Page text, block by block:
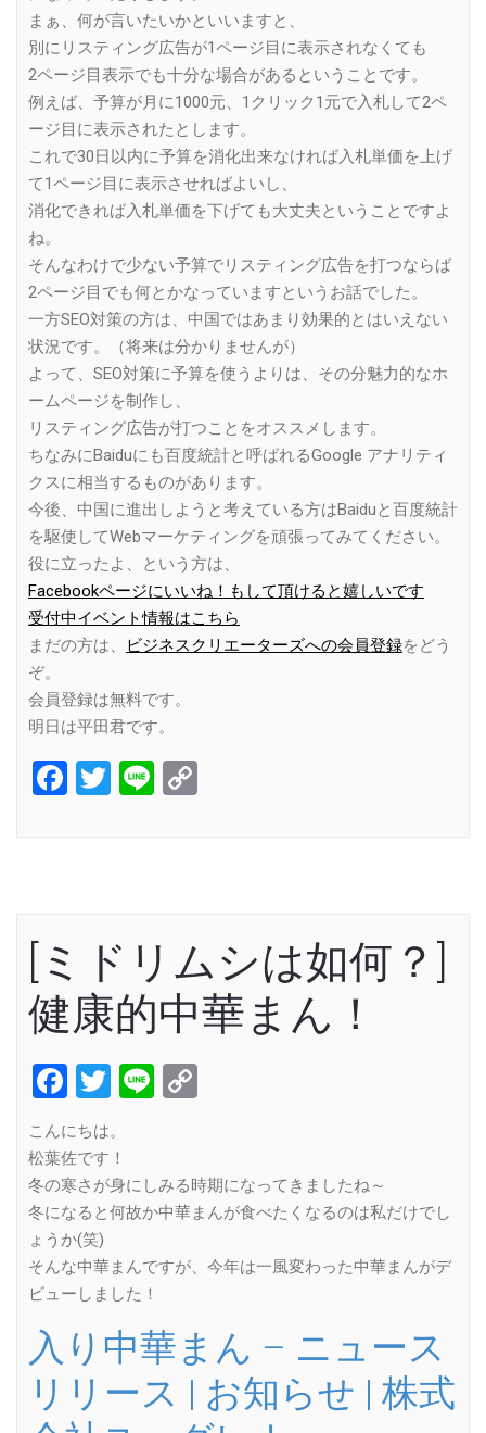
まぁ、何が言いたいかといいますと、
別にリスティング広告が1ページ目に表示されなくても
2ページ目表示でも十分な場合があるということです。
例えば、予算が月に1000元、1クリック1元で入札して2ペ
ージ目に表示されたとします。
これで30日以内に予算を消化出来なければ入札単価を上げ
て1ページ目に表示させればよいし、
消化できれば入札単価を下げても大丈夫ということですよ
ね。
そんなわけで少ない予算でリスティング広告を打つならば
2ページ目でも何とかなっていますというお話でした。
一方SEO対策の方は、中国ではあまり効果的とはいえない
状況です。（将来は分かりませんが）
よって、SEO対策に予算を使うよりは、その分魅力的なホ
ームページを制作し、
リスティング広告が打つことをオススメします。
ちなみにBaiduにも百度統計と呼ばれるGoogle アナリティ
クスに相当するものがあります。
今後、中国に進出しようと考えている方はBaiduと百度統計
を駆使してWebマーケティングを頑張ってみてください。
役に立ったよ、という方は、
Facebookページにいいね！もして頂けると嬉しいです
受付中イベント情報はこちら
まだの方は、
ビジネスクリエーターズへの会員登録をどう
ぞ。
会員登録は無料です。
明日は平田君です。
Facebook
Twitter
Line
[ミドリムシは如何？]
健康的中華まん！
Facebook
Twitter
Line
こんにちは。
松葉佐です！
冬の寒さが身にしみる時期になってきましたね～
冬になると何故か中華まんが食べたくなるのは私だけでし
ょうか(笑)
そんな中華まんですが、今年は一風変わった中華まんがデ
ビューしました！
入り中華まん – ニュース
リリース | お知らせ | 株式